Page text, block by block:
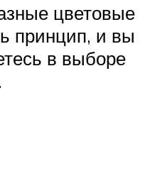
цветовые
принцип, и вы
в выборе